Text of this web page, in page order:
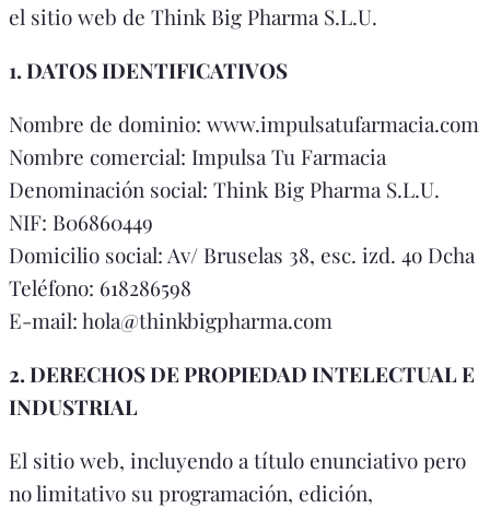
el sitio web de Think Big Pharma S.L.U.
1. DATOS IDENTIFICATIVOS
Nombre de dominio: www.impulsatufarmacia.com
Nombre comercial: Impulsa Tu Farmacia
Denominación social: Think Big Pharma S.L.U.
NIF: B06860449
Domicilio social: Av/ Bruselas 38, esc. izd. 4o Dcha
Teléfono: 618286598
E-mail: hola@thinkbigpharma.com
2. DERECHOS DE PROPIEDAD INTELECTUAL E
INDUSTRIAL
El sitio web, incluyendo a título enunciativo pero
no limitativo su programación, edición,